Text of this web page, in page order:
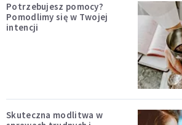
Potrzebujesz pomocy?
Pomodlimy się w Twojej
intencji
Skuteczna modlitwa w